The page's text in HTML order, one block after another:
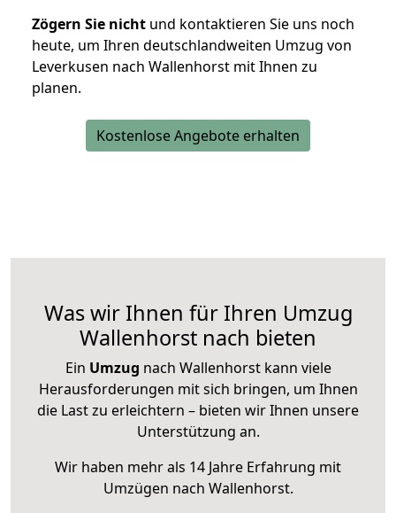
Zögern Sie nicht und kontaktieren Sie uns noch
heute, um Ihren deutschlandweiten Umzug von
Leverkusen nach Wallenhorst mit Ihnen zu
planen.
Kostenlose Angebote erhalten
Was wir Ihnen für Ihren Umzug
Wallenhorst nach bieten
Ein Umzug nach Wallenhorst kann viele
Herausforderungen mit sich bringen, um Ihnen
die Last zu erleichtern – bieten wir Ihnen unsere
Unterstützung an.
Wir haben mehr als 14 Jahre Erfahrung mit
Umzügen nach Wallenhorst.